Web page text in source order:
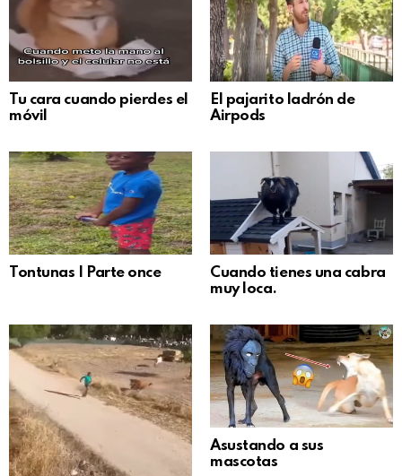
Tu cara cuando pierdes el
móvil
El pajarito ladrón de
Airpods
Tontunas | Parte once
Cuando tienes una cabra
muy loca.
Asustando a sus
mascotas